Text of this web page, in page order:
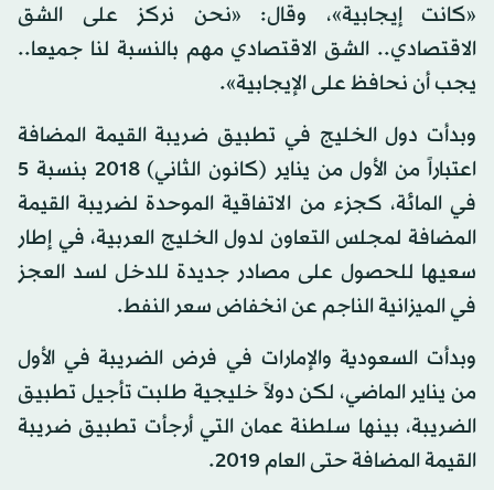
«كانت إيجابية»، وقال: «نحن نركز على الشق
الاقتصادي.. الشق الاقتصادي مهم بالنسبة لنا جميعا..
يجب أن نحافظ على الإيجابية».
وبدأت دول الخليج في تطبيق ضريبة القيمة المضافة
اعتباراً من الأول من يناير (كانون الثاني) 2018 بنسبة 5
في المائة، كجزء من الاتفاقية الموحدة لضريبة القيمة
المضافة لمجلس التعاون لدول الخليج العربية، في إطار
سعيها للحصول على مصادر جديدة للدخل لسد العجز
في الميزانية الناجم عن انخفاض سعر النفط.
وبدأت السعودية والإمارات في فرض الضريبة في الأول
من يناير الماضي، لكن دولاً خليجية طلبت تأجيل تطبيق
الضريبة، بينها سلطنة عمان التي أرجأت تطبيق ضريبة
القيمة المضافة حتى العام 2019.